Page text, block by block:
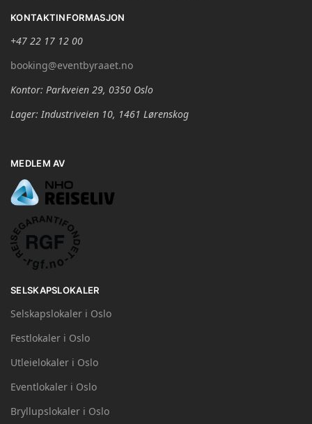
KONTAKTINFORMASJON
+47 22 17 12 00
booking@eventbyraaet.no
Kontor: Parkveien 29, 0350 Oslo
Lager: Industriveien 10, 1461 Lørenskog
MEDLEM AV
SELSKAPSLOKALER
Selskapslokaler i Oslo
Festlokaler i Oslo
Utleielokaler i Oslo
Eventlokaler i Oslo
Bryllupslokaler i Oslo